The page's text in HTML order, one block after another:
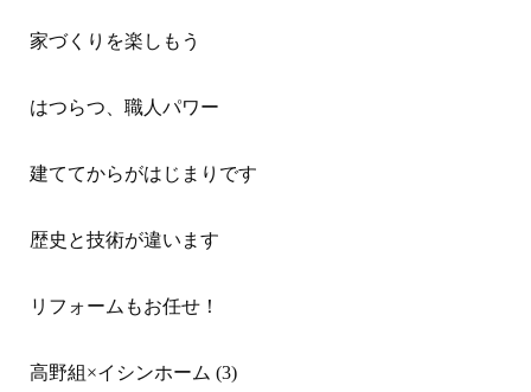
家づくりを楽しもう
はつらつ、職人パワー
建ててからがはじまりです
歴史と技術が違います
リフォームもお任せ！
高野組×イシンホーム (3)